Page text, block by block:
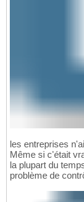
les entreprises
Même si c'était
la plupart du
problème de